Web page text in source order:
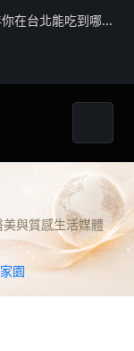
與質感生活媒體
園